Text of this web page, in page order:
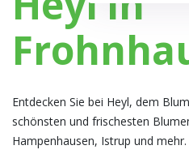
Entdecken Sie bei Heyl, dem
schönsten und frischesten
Hampenhausen, Istrup und mehr.